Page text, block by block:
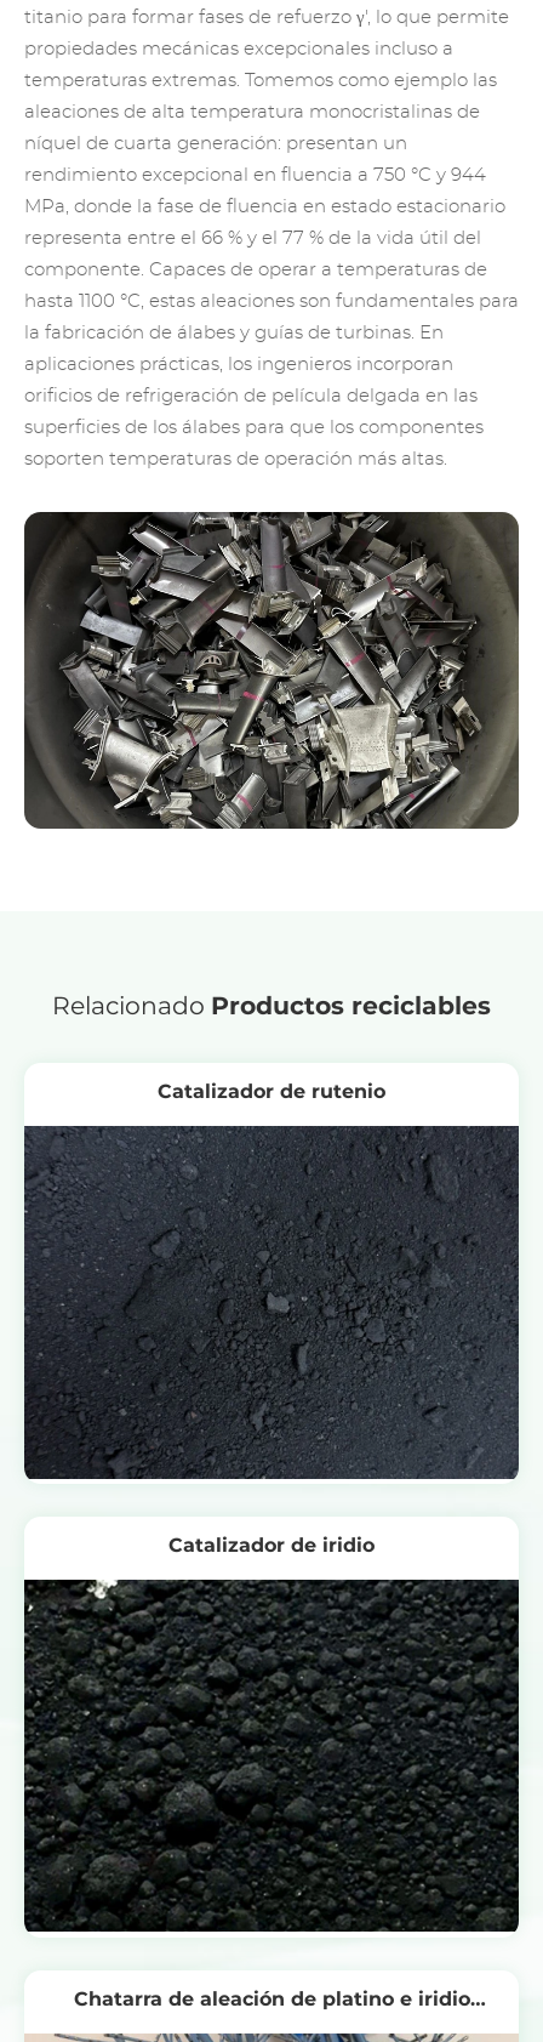
titanio para formar fases de refuerzo γ', lo que permite
propiedades mecánicas excepcionales incluso a
temperaturas extremas. Tomemos como ejemplo las
aleaciones de alta temperatura monocristalinas de
níquel de cuarta generación: presentan un
rendimiento excepcional en fluencia a 750 °C y 944
MPa, donde la fase de fluencia en estado estacionario
representa entre el 66 % y el 77 % de la vida útil del
componente. Capaces de operar a temperaturas de
hasta 1100 °C, estas aleaciones son fundamentales para
la fabricación de álabes y guías de turbinas. En
aplicaciones prácticas, los ingenieros incorporan
orificios de refrigeración de película delgada en las
superficies de los álabes para que los componentes
soporten temperaturas de operación más altas.
Relacionado Productos reciclables
Catalizador de rutenio
Catalizador de iridio
Chatarra de aleación de platino e iridio